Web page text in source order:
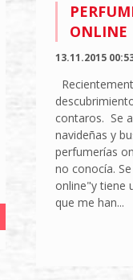
ONLINE
13.11.2015
contaros. Se
navideñas y
perfumerías
no conocía.
online"y tiene
que me han...